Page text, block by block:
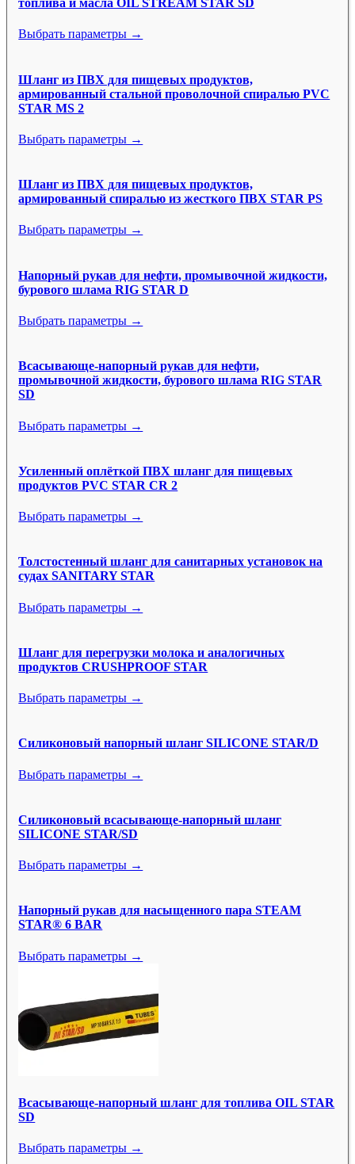
топлива и масла OIL STREAM STAR SD
Выбрать параметры →
Шланг из ПВХ для пищевых продуктов,
армированный стальной проволочной спиралью PVC
STAR MS 2
Выбрать параметры →
Шланг из ПВХ для пищевых продуктов,
армированный спиралью из жесткого ПВХ STAR PS
Выбрать параметры →
Напорный рукав для нефти, промывочной жидкости,
бурового шлама RIG STAR D
Выбрать параметры →
Всасывающе-напорный рукав для нефти,
промывочной жидкости, бурового шлама RIG STAR
SD
Выбрать параметры →
Усиленный оплёткой ПВХ шланг для пищевых
продуктов PVC STAR CR 2
Выбрать параметры →
Толстостенный шланг для санитарных установок на
судах SANITARY STAR
Выбрать параметры →
Шланг для перегрузки молока и аналогичных
продуктов CRUSHPROOF STAR
Выбрать параметры →
Силиконовый напорный шланг SILICONE STAR/D
Выбрать параметры →
Силиконовый всасывающе-напорный шланг
SILICONE STAR/SD
Выбрать параметры →
Напорный рукав для насыщенного пара STEAM
STAR® 6 BAR
Выбрать параметры →
Всасывающе-напорный шланг для топлива OIL STAR
SD
Выбрать параметры →